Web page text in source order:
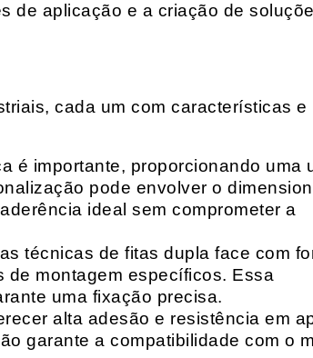
de aplicação e a criação de
cada um com características e
é importante, proporcionando uma
pode envolver o
ideal sem comprometer a
técnicas de fitas dupla face com
de montagem específicos. Essa
uma fixação precisa.
alta adesão e resistência em
garante a compatibilidade com o